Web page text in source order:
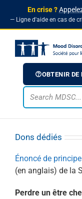
En crise ?
— Ligne d'aide en cas de
content
OBTENIR DE
Dons dédiés
Énoncé de
(en anglais) de la
Perdre un être